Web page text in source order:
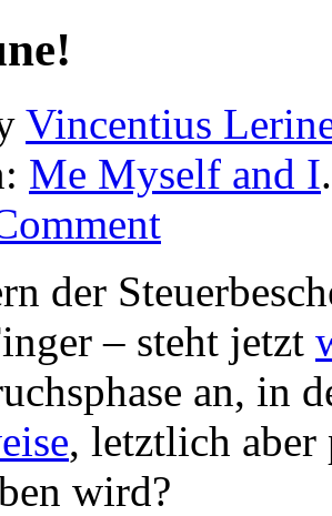
Vincentius
Me Myself and I
der
– steht jetzt
an, in
, letztlich
wird?